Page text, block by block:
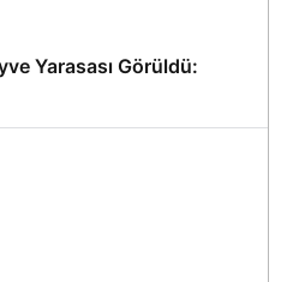
Yarasası Görüldü: